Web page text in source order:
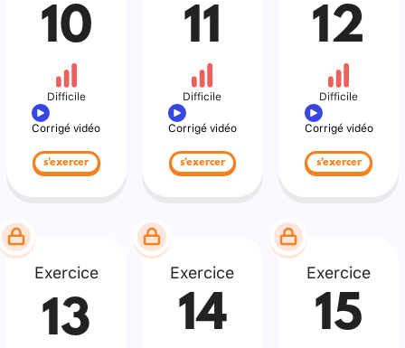
10
Difficile
Corrigé vidéo
s'exercer
11
Difficile
Corrigé vidéo
s'exercer
12
Difficile
Corrigé vidéo
s'exercer
Exercice
13
Exercice
14
Exercice
15